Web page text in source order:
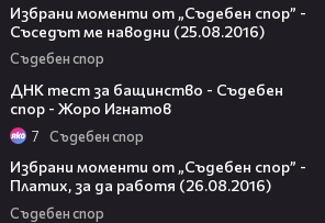
Избрани моменти от „Съдебен спор” -
Съседът ме наводни (25.08.2016)
Съдебен спор
ДНК тест за бащинство - Съдебен
спор - Жоро Игнатов
7 Съдебен спор
Избрани моменти от „Съдебен спор” -
Платих, за да работя (26.08.2016)
Съдебен спор